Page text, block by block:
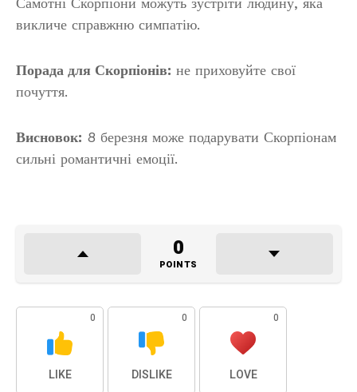
викличе справжню симпатію.
Порада для Скорпіонів: не приховуйте свої
почуття.
Висновок: 8 березня може подарувати Скорпіонам
сильні романтичні емоції.
0
POINTS
0
LIKE
0
DISLIKE
0
LOVE